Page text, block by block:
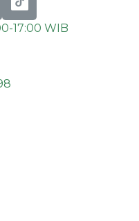
17:00 WIB